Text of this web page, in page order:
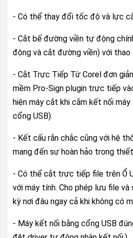
- Có thể thay đổi tốc độ và lực
- Cắt bế đường viền tự động
động và cắt đường viền) với
- Cắt Trực Tiếp Từ Corel đơn
mềm Pro-Sign plugin trực tiếp
hiện máy cắt khi cắm kết nối
cổng USB).
- Kết cấu rắn chắc cũng với hệ
mang đến sự hoàn hảo trong
- Có thể cắt trực tiếp file trên Ổ
với máy tính. Cho phép lưu file
kỳ nơi đâu ngay cả khi không có
- Máy kết nối bằng cổng USB